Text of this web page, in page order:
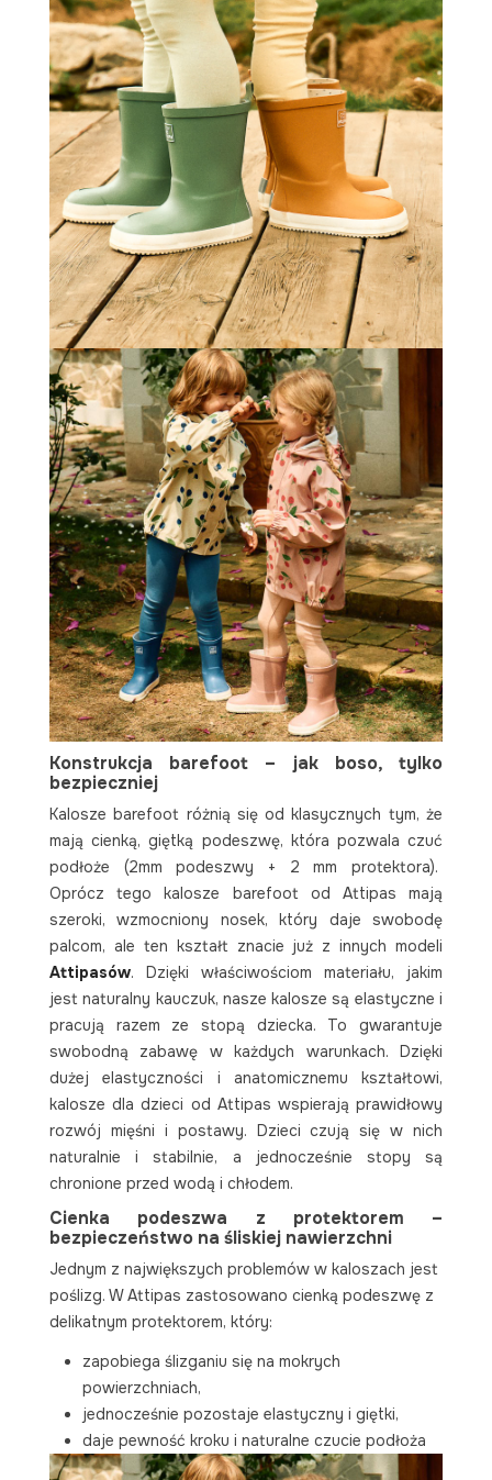
Konstrukcja barefoot – jak boso, tylko
bezpieczniej
Kalosze barefoot różnią się od klasycznych tym, że
mają cienką, giętką podeszwę, która pozwala czuć
podłoże (2mm podeszwy + 2 mm protektora).
Oprócz tego kalosze barefoot od Attipas mają
szeroki, wzmocniony nosek, który daje swobodę
palcom, ale ten kształt znacie już z innych modeli
Attipasów. Dzięki właściwościom materiału, jakim
jest naturalny kauczuk, nasze kalosze są elastyczne i
pracują razem ze stopą dziecka. To gwarantuje
swobodną zabawę w każdych warunkach. Dzięki
dużej elastyczności i anatomicznemu kształtowi,
kalosze dla dzieci od Attipas wspierają prawidłowy
rozwój mięśni i postawy. Dzieci czują się w nich
naturalnie i stabilnie, a jednocześnie stopy są
chronione przed wodą i chłodem.
Cienka podeszwa z protektorem –
bezpieczeństwo na śliskiej nawierzchni
Jednym z największych problemów w kaloszach jest
poślizg. W Attipas zastosowano cienką podeszwę z
delikatnym protektorem, który:
zapobiega ślizganiu się na mokrych
powierzchniach,
jednocześnie pozostaje elastyczny i giętki,
daje pewność kroku i naturalne czucie podłoża